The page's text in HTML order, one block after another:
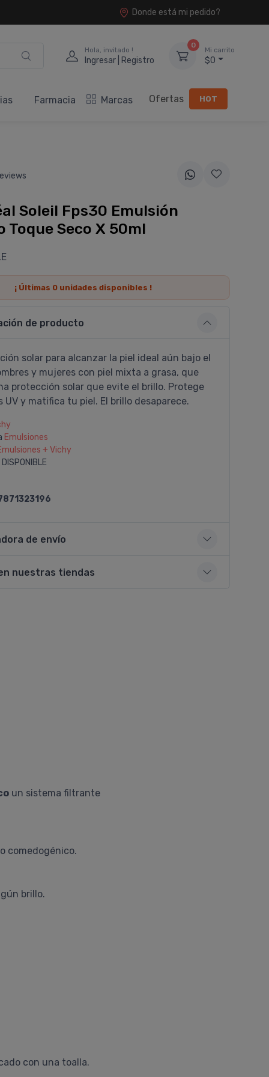
Donde está mi pedido?
Hola, invitado !
Ingresar | Registro
0
Mi carrito
$0
Farmacia Marcas Ofertas HOT
Soleil Fps30 Emulsión
Seco X 50ml
¡ Últimas 0 unidades disponibles !
de producto
solar para alcanzar la piel ideal aún bajo el
y mujeres con piel mixta a grasa, que
protección solar que evite el brillo. Protege
UV y matifica tu piel. El brillo desaparece.
Emulsiones
+ Vichy
DISPONIBLE
de envío
nuestras tiendas
un sistema filtrante
comedogénico.
brillo.
con una toalla.